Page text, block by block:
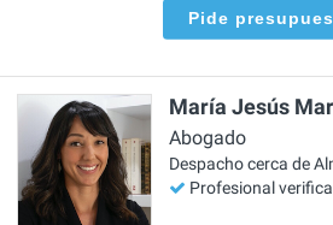
Pide
María Jesús
Abogado
Despacho cerca de
Profesional